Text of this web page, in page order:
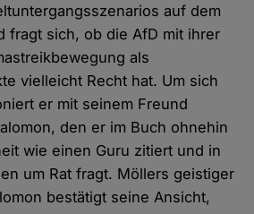
auf dem
fragt sich, ob die AfD mit ihrer
als
vielleicht Recht hat. Um sich
er mit seinem Freund
den er im Buch ohnehin
wie einen Guru zitiert und in
um Rat fragt. Möllers geistiger
bestätigt seine Ansicht,